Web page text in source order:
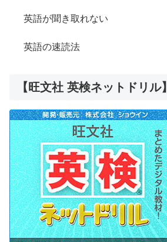
英語が聞き取れない
英語の速読法
【旺文社 英検ネットドリル】